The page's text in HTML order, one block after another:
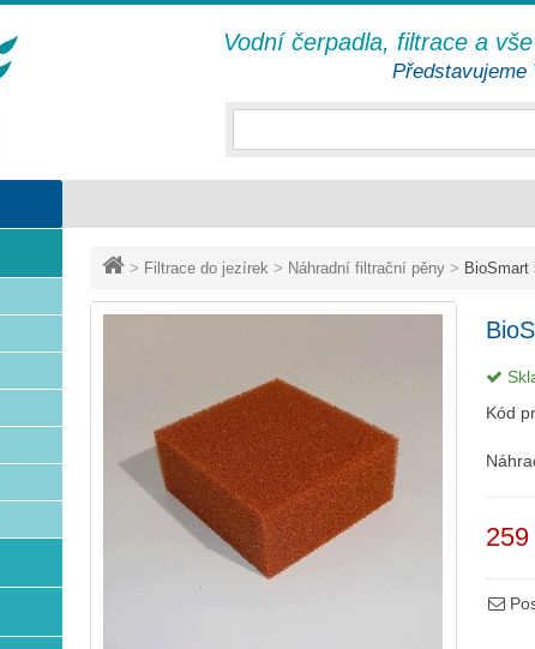
> Filtrace do jezírek > Náhradní filtrační pěny > BioSmart
Kód
Vodní čerpadla, filtrace a
Představujeme